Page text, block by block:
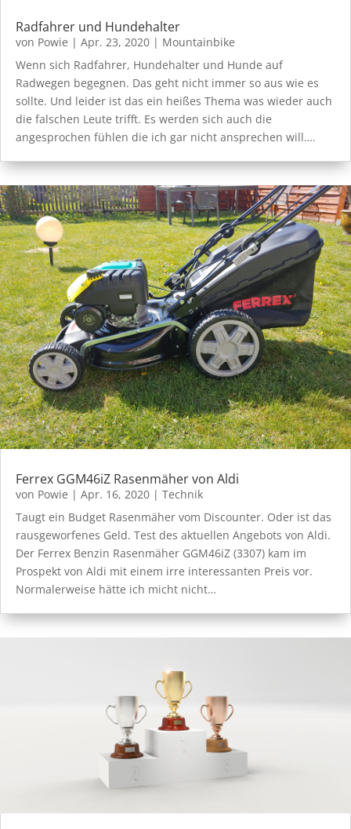
Radfahrer und Hundehalter
von Powie | Apr. 23, 2020 | Mountainbike
Wenn sich Radfahrer, Hundehalter und Hunde auf
Radwegen begegnen. Das geht nicht immer so aus wie es
sollte. Und leider ist das ein heißes Thema was wieder auch
die falschen Leute trifft. Es werden sich auch die
angesprochen fühlen die ich gar nicht ansprechen will….
Ferrex GGM46iZ Rasenmäher von Aldi
von Powie | Apr. 16, 2020 | Technik
Taugt ein Budget Rasenmäher vom Discounter. Oder ist das
rausgeworfenes Geld. Test des aktuellen Angebots von Aldi.
Der Ferrex Benzin Rasenmäher GGM46iZ (3307) kam im
Prospekt von Aldi mit einem irre interessanten Preis vor.
Normalerweise hätte ich micht nicht…